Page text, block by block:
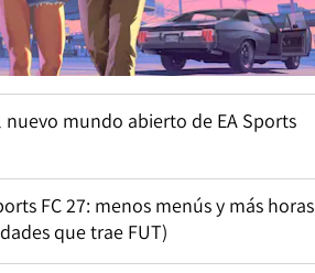
nuevo mundo abierto de EA Sports
FC 27: menos menús y más horas
que trae FUT)